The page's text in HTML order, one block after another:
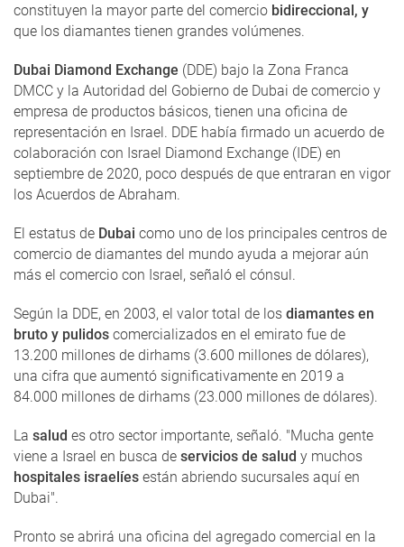
constituyen la mayor parte del comercio bidireccional, y
que los diamantes tienen grandes volúmenes.
Dubai Diamond Exchange (DDE) bajo la Zona Franca
DMCC y la Autoridad del Gobierno de Dubai de comercio y
empresa de productos básicos, tienen una oficina de
representación en Israel. DDE había firmado un acuerdo de
colaboración con Israel Diamond Exchange (IDE) en
septiembre de 2020, poco después de que entraran en vigor
los Acuerdos de Abraham.
El estatus de Dubai como uno de los principales centros de
comercio de diamantes del mundo ayuda a mejorar aún
más el comercio con Israel, señaló el cónsul.
Según la DDE, en 2003, el valor total de los diamantes en
bruto y pulidos comercializados en el emirato fue de
13.200 millones de dirhams (3.600 millones de dólares),
una cifra que aumentó significativamente en 2019 a
84.000 millones de dirhams (23.000 millones de dólares).
La salud es otro sector importante, señaló. "Mucha gente
viene a Israel en busca de servicios de salud y muchos
hospitales israelíes están abriendo sucursales aquí en
Dubai".
Pronto se abrirá una oficina del agregado comercial en la